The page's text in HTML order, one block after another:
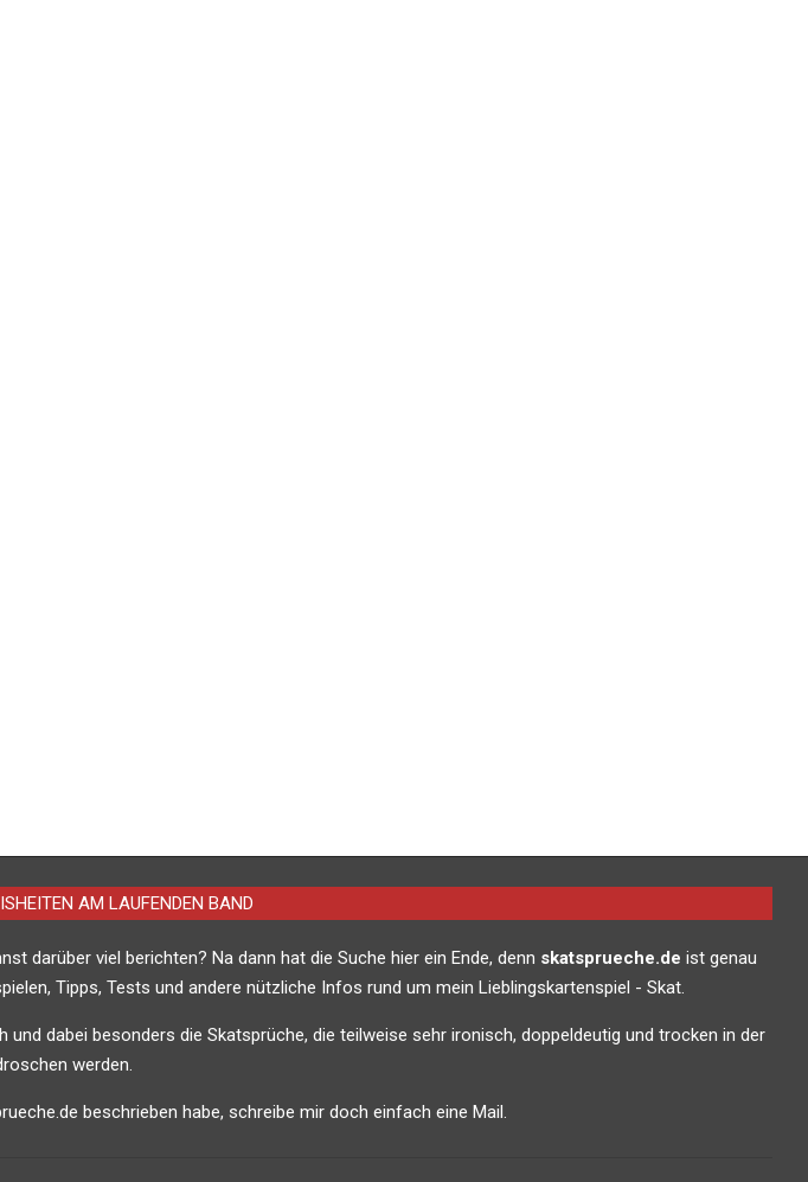
AM LAUFENDEN BAND
darüber viel berichten? Na dann hat die Suche hier ein Ende, denn skatsprueche.de ist genau
Tipps, Tests und andere nützliche Infos rund um mein Lieblingskartenspiel - Skat.
dabei besonders die Skatsprüche, die teilweise sehr ironisch, doppeldeutig und trocken in der
werden.
beschrieben habe, schreibe mir doch einfach eine Mail.